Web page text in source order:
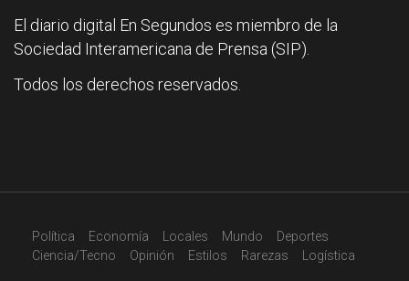
El diario digital En Segundos es miembro de la
Sociedad Interamericana de Prensa (SIP).
Todos los derechos reservados.
Política Economía Locales Mundo
Deportes
Ciencia/Tecno
Opinión Estilos Rarezas Logística